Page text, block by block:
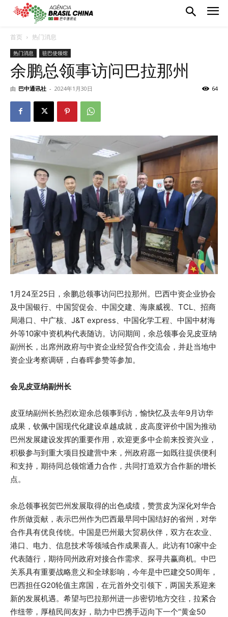
首页 热门消息
热门消息 驻巴使领馆
余鹏总领事访问巴拉那州
由 巴中通讯社 - 2024年1月30日 64
1月24至25日，余鹏总领事访问巴拉那州。巴西中资企业协会
及中国银行、中国贸促会、中国交建、海康威视、TCL、招商
局港口、中广核、J&T express、中国化学工程、中国中材海
外等10家中资机构代表随访。访问期间，余总领事会见皮亚纳
副州长，出席州政府与中资企业经贸合作交流会，并赴当地中
资企业考察调研，白春晖参赞等参加。
会见皮亚纳副州长
皮亚纳副州长热烈欢迎余总领事到访，愉快忆及去年9月访华
成果，钦佩中国现代化建设卓越成就，皮高度评价中国为推动
巴州发展建设发挥的重要作用，欢迎更多中企前来投资兴业，
积极参与到重大项目投建营中来，州政府愿一如既往提供便利
和支持，期待同总领馆通力合作，共同打造双方合作新的增长
点。
余总领事祝贺巴州发展取得的出色成绩，赞赏皮为深化对华合
作所做贡献，表示巴州作为巴西最早同中国结好的省州，对华
合作具有优良传统。中国是巴州最大贸易伙伴，双方在农业、
港口、电力、信息技术等领域合作成果喜人。此访有10家中企
代表随行，期待同州政府对接合作需求、探寻共赢商机。中巴
关系具有重要战略意义和全球影响，今年是中巴建交50周年，
巴西担任G20轮值主席国，在元首外交引领下，两国关系迎来
新的发展机遇。希望与巴拉那州进一步密切地方交往，拉紧合
作纽带，厚植民间友好，助力中巴携手迈向下一个“黄金50